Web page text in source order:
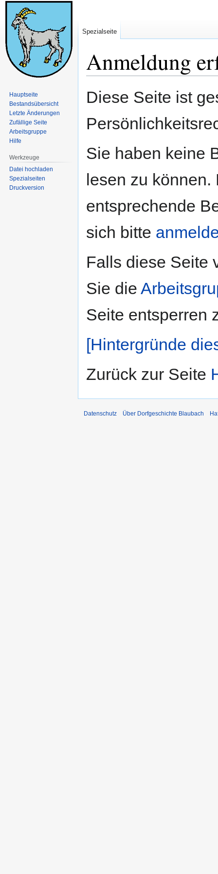
Anmeldung
Navigation
Suche
Diese Seite ist
Sie haben keine
lesen zu
entsprechende
sich bitte
Falls diese Seite
Sie die
Seite entsperren
[Hintergründe
Zurück zur Seite
Spezialseite
Hauptseite
Bestandsübersicht
Letzte Änderungen
Zufällige Seite
Arbeitsgruppe
Hilfe
Werkzeuge
Datei hochladen
Spezialseiten
Druckversion
Datenschutz Über Dorfgeschichte Blaubach